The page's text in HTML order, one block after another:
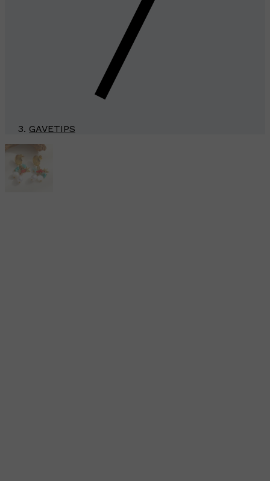
GAVETIPS